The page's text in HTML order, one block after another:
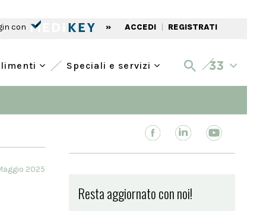
con » ACCEDI | REGISTRATI
Speciali e servizi
2025
Resta aggiornato con noi!